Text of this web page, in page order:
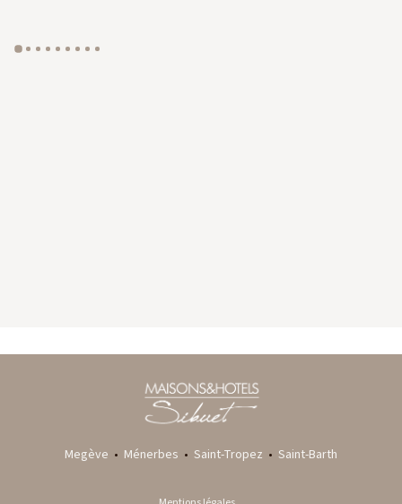
Megève • Ménerbes • Saint-Tropez • Saint-Barth